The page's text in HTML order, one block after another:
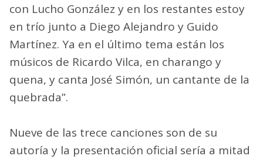
con Lucho González y en los restantes estoy
en trío junto a Diego Alejandro y Guido
Martínez. Ya en el último tema están los
músicos de Ricardo Vilca, en charango y
quena, y canta José Simón, un cantante de la
quebrada”.
Nueve de las trece canciones son de su
autoría y la presentación oficial sería a mitad